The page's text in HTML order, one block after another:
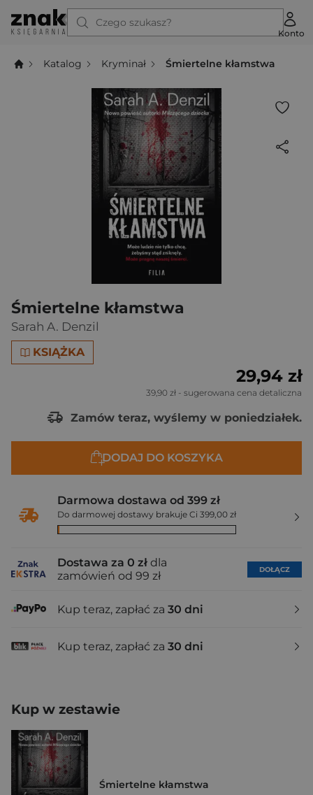
Czego szukasz?
Konto
Katalog Kryminał Śmiertelne kłamstwa
Śmiertelne kłamstwa
Sarah A. Denzil
KSIĄŻKA
29,94 zł
39,90 zł - sugerowana cena detaliczna
Zamów teraz, wyślemy w poniedziałek.
DODAJ DO KOSZYKA
Darmowa dostawa od 399 zł
Do darmowej dostawy brakuje Ci 399,00 zł
Dostawa za 0 zł dla
zamówień od 99 zł
DOŁĄCZ
Kup teraz, zapłać za 30 dni
Kup teraz, zapłać za 30 dni
Kup w zestawie
Śmiertelne kłamstwa